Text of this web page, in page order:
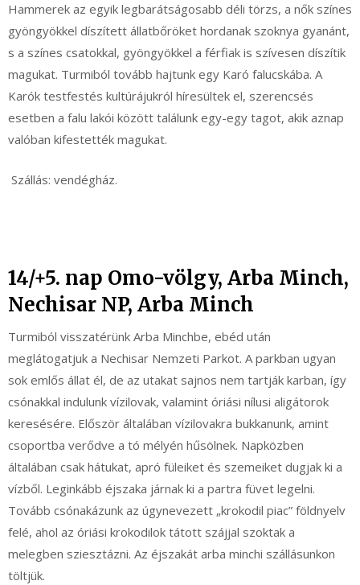
Hammerek az egyik legbarátságosabb déli törzs, a nők színes
gyöngyökkel díszített állatbőröket hordanak szoknya gyanánt,
s a színes csatokkal, gyöngyökkel a férfiak is szívesen díszítik
magukat. Turmiból tovább hajtunk egy Karó falucskába. A
Karók testfestés kultúrájukról híresültek el, szerencsés
esetben a falu lakói között találunk egy-egy tagot, akik aznap
valóban kifestették magukat.
Szállás: vendégház.
14/+5. nap Omo-völgy, Arba Minch,
Nechisar NP, Arba Minch
Turmiból visszatérünk Arba Minchbe, ebéd után
meglátogatjuk a Nechisar Nemzeti Parkot. A parkban ugyan
sok emlős állat él, de az utakat sajnos nem tartják karban, így
csónakkal indulunk vízilovak, valamint óriási nílusi aligátorok
keresésére. Először általában vízilovakra bukkanunk, amint
csoportba verődve a tó mélyén hűsölnek. Napközben
általában csak hátukat, apró füleiket és szemeiket dugjak ki a
vízből. Leginkább éjszaka járnak ki a partra füvet legelni.
Tovább csónakázunk az úgynevezett „krokodil piac” földnyelv
felé, ahol az óriási krokodilok tátott szájjal szoktak a
melegben sziesztázni. Az éjszakát arba minchi szállásunkon
töltjük.